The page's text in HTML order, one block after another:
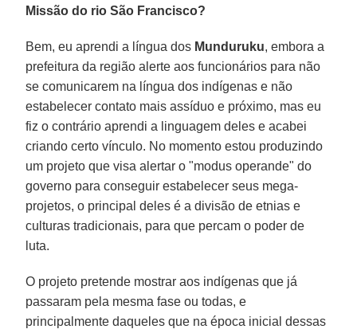
Missão do rio São Francisco?
Bem, eu aprendi a língua dos Munduruku, embora a
prefeitura da região alerte aos funcionários para não
se comunicarem na língua dos indígenas e não
estabelecer contato mais assíduo e próximo, mas eu
fiz o contrário aprendi a linguagem deles e acabei
criando certo vínculo. No momento estou produzindo
um projeto que visa alertar o "modus operande" do
governo para conseguir estabelecer seus mega-
projetos, o principal deles é a divisão de etnias e
culturas tradicionais, para que percam o poder de
luta.
O projeto pretende mostrar aos indígenas que já
passaram pela mesma fase ou todas, e
principalmente daqueles que na época inicial dessas